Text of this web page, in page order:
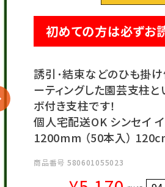
初めての方は必ずお
誘引･結束などのひも掛
ーティングした園芸支柱と
ボ付き支柱です！
個人宅配送OK シンセイ
1200mm （50本入）
商品番号 580601055023